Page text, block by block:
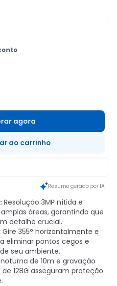
agora
ao carrinho
Resumo gerado por IA
Resolução 3MP nítida e
áreas, garantindo que
detalhe crucial.
Gire 355° horizontalmente e
eliminar pontos cegos e
seu ambiente.
de 10m e gravação
128G asseguram proteção